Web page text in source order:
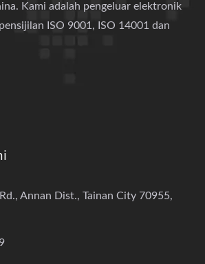
Kami adalah pengeluar elektronik
ISO 9001, ISO 14001 dan
Annan Dist., Tainan City 70955,